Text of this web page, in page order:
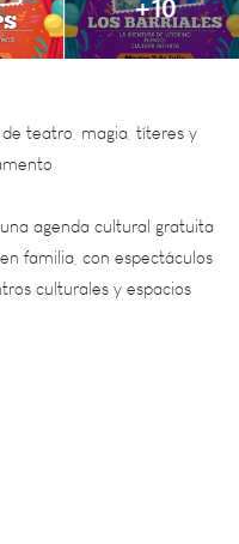
teatro, magia, títeres y
cultural gratuita
familia, con espectáculos
culturales y espacios